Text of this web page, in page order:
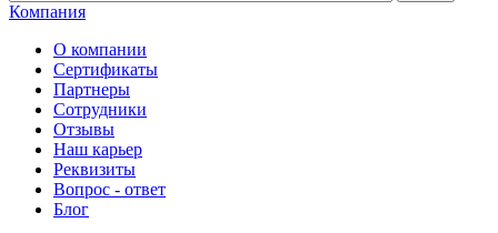
Компания
О компании
Сертификаты
Партнеры
Сотрудники
Отзывы
Наш карьер
Реквизиты
Вопрос - ответ
Блог